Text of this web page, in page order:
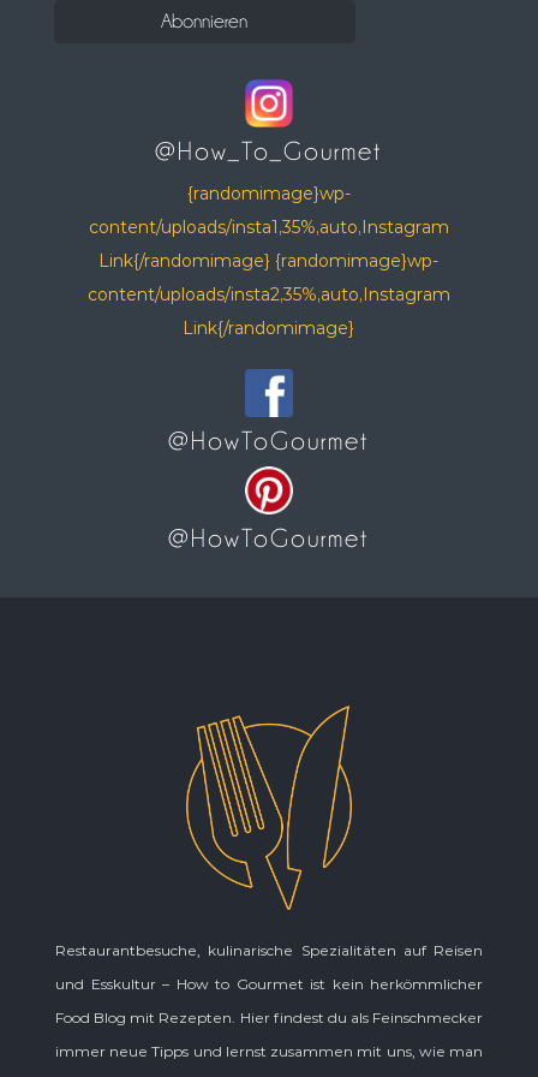
@How_To_Gourmet
{randomimage}wp-
content/uploads/insta1,35%,auto,Instagram
Link{/randomimage} {randomimage}wp-
content/uploads/insta2,35%,auto,Instagram
Link{/randomimage}
@HowToGourmet
@HowToGourmet
Restaurantbesuche, kulinarische Spezialitäten auf Reisen
und Esskultur – How to Gourmet ist kein herkömmlicher
Food Blog mit Rezepten. Hier findest du als Feinschmecker
immer neue Tipps und lernst zusammen mit uns, wie man